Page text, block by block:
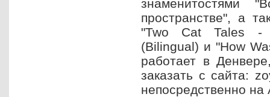
знаменитостями
пространстве", а
"Two Cat Tales -
(Bilingual) и "How
работает в
заказать с сайта:
непосредственно на